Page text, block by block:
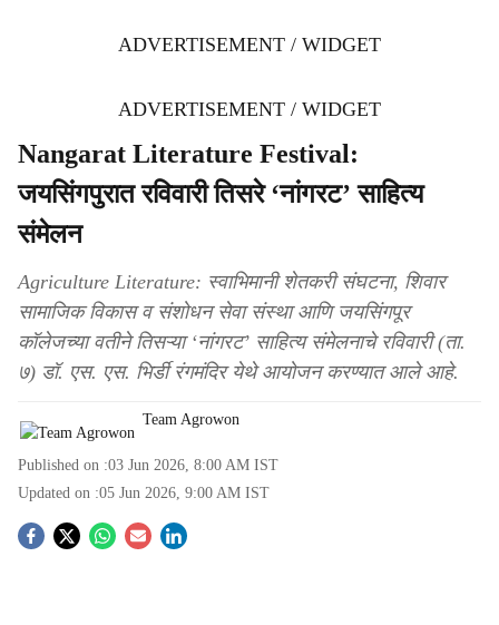
ADVERTISEMENT / WIDGET
ADVERTISEMENT / WIDGET
Nangarat Literature Festival:
जयसिंगपुरात रविवारी तिसरे ‘नांगरट’ साहित्य
संमेलन
Agriculture Literature: स्वाभिमानी शेतकरी संघटना, शिवार
सामाजिक विकास व संशोधन सेवा संस्था आणि जयसिंगपूर
कॉलेजच्या वतीने तिसऱ्या ‘नांगरट’ साहित्य संमेलनाचे रविवारी (ता.
७) डॉ. एस. एस. भिर्डी रंगमंदिर येथे आयोजन करण्यात आले आहे.
Team Agrowon
Published on :03 Jun 2026, 8:00 AM IST
Updated on :05 Jun 2026, 9:00 AM IST
S